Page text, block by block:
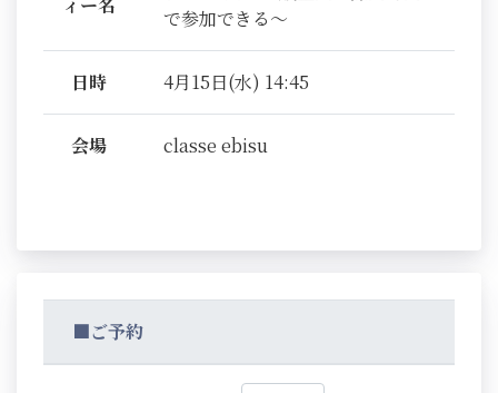
ィー名
で参加できる～
日時 4月15日(水) 14:45
会場 classe ebisu
■ご予約